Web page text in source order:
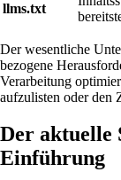
llms.txt
Der wesentliche
bezogene
Verarbeitung
aufzulisten oder den
Der aktuelle
Einführung